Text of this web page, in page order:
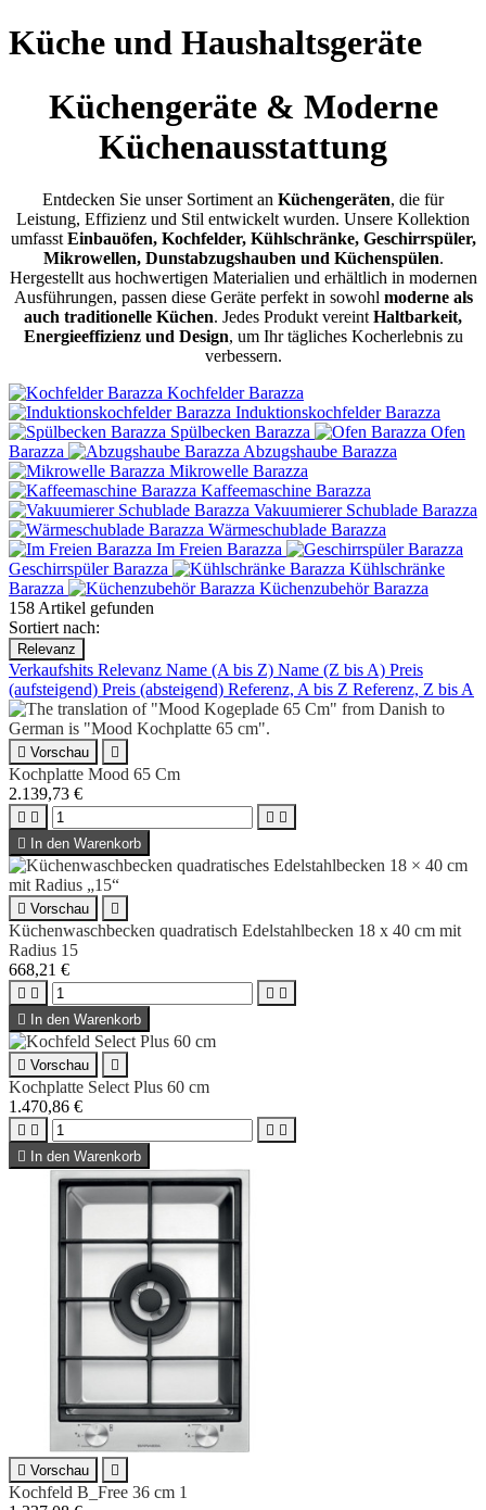
Küche und Haushaltsgeräte
Küchengeräte & Moderne
Küchenausstattung
Entdecken Sie unser Sortiment an Küchengeräten, die für
Leistung, Effizienz und Stil entwickelt wurden. Unsere Kollektion
umfasst Einbauöfen, Kochfelder, Kühlschränke, Geschirrspüler,
Mikrowellen, Dunstabzugshauben und Küchenspülen.
Hergestellt aus hochwertigen Materialien und erhältlich in modernen
Ausführungen, passen diese Geräte perfekt in sowohl moderne als
auch traditionelle Küchen. Jedes Produkt vereint Haltbarkeit,
Energieeffizienz und Design, um Ihr tägliches Kocherlebnis zu
verbessern.
Kochfelder Barazza
Induktionskochfelder Barazza
Spülbecken Barazza
Ofen
Barazza
Abzugshaube Barazza
Mikrowelle Barazza
Kaffeemaschine Barazza
Vakuumierer Schublade Barazza
Wärmeschublade Barazza
Im Freien Barazza
Geschirrspüler Barazza
Kühlschränke
Barazza
Küchenzubehör Barazza
158 Artikel gefunden
Sortiert nach:
Relevanz
Verkaufshits Relevanz Name (A bis Z) Name (Z bis A) Preis
(aufsteigend) Preis (absteigend) Referenz, A bis Z Referenz, Z bis A
 Vorschau 
Kochplatte Mood 65 Cm
2.139,73 €
   

In den Warenkorb
 Vorschau 
Küchenwaschbecken quadratisch Edelstahlbecken 18 x 40 cm mit
Radius 15
668,21 €
   

In den Warenkorb
 Vorschau 
Kochplatte Select Plus 60 cm
1.470,86 €
   

In den Warenkorb
 Vorschau 
Kochfeld B_Free 36 cm 1